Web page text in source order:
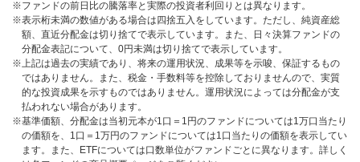
※ファンドの前日比の騰落率と実際の投資者利回りとは異なります。
※表示桁未満の数値がある場合は四捨五入をしています。ただし、純資産総
額、直近分配金は切り捨てで表示しています。また、日々決算ファンドの
分配金表記について、0円未満は切り捨てで表示しています。
※上記は過去の実績であり、将来の運用状況、成果等を示唆、保証するもの
ではありません。また、税金・手数料等を控除しておりませんので、実質
的な投資成果を示すものではありません。運用状況によっては分配金が支
払われない場合があります。
※基準価額、分配金は当初元本が1口＝1円のファンドについては1万口当たり
の価額を、1口＝1万円のファンドについては1口当たりの価額を表示してい
ます。また、ETFについては口数単位がファンドごとに異なります。詳しく